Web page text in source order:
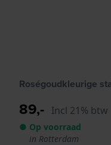
Roségoudkleurige
89,- Incl 21% btw
● Op voorraad
in Rotterdam